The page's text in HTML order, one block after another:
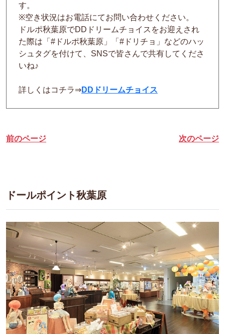
す。
※空き状況はお電話にてお問い合わせください。
ドルポ秋葉原でDD ドリームチョイスをお迎えされ
た際は「 # ドルポ秋葉原」「 # ドリチョ」などのハッ
シュタグを付けて、 SNSで皆さんで共有してくださ
いね♪
詳しくはコチラ⇒DDドリームチョイス
前のページ 次のページ
ドールポイント秋葉原